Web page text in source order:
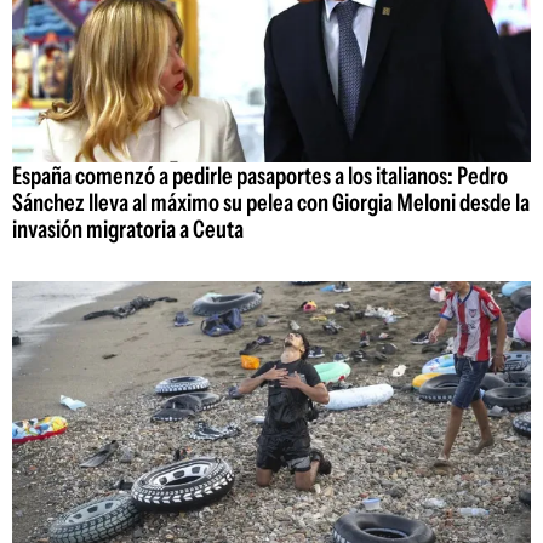
España comenzó a pedirle pasaportes a los italianos: Pedro
Sánchez lleva al máximo su pelea con Giorgia Meloni desde la
invasión migratoria a Ceuta